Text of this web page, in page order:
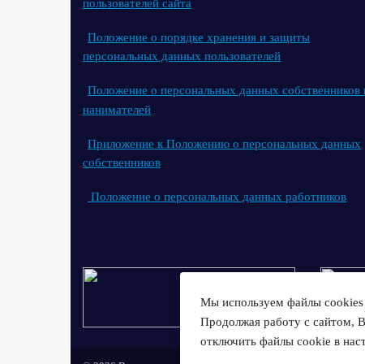
пользователей сайта
Положение о порядке хранения и защиты
персональных данных пользователей
Положение о персональных данных собственников
нанимателей
Приложение к Положению о персональных данных
собственников
Положение о персональных данных работников
Мы используем файлы cookies
Продолжая работу с сайтом,
отключить файлы cookie в